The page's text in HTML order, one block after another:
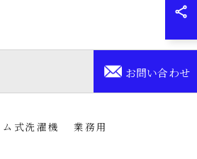
お問い合わせ
ム式洗濯機
業務用